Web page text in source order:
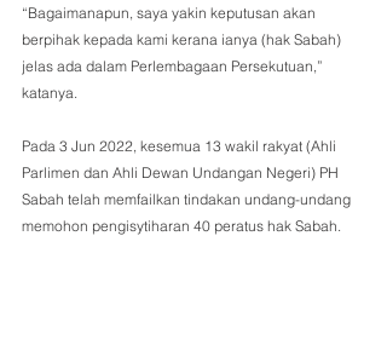
“Bagaimanapun, saya yakin keputusan akan
berpihak kepada kami kerana ianya (hak Sabah)
jelas ada dalam Perlembagaan Persekutuan,”
katanya.
Pada 3 Jun 2022, kesemua 13 wakil rakyat (Ahli
Parlimen dan Ahli Dewan Undangan Negeri) PH
Sabah telah memfailkan tindakan undang-undang
memohon pengisytiharan 40 peratus hak Sabah.